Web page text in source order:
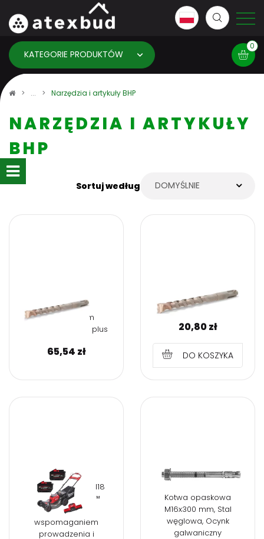
KATEGORIE PRODUKTÓW
0
info: ×
Narzędzia i artykuły BHP
NARZĘDZIA I ARTYKUŁY
BHP
Sortuj według DOMYŚLNIE
10x350x410mm
AGGRESSOR SDS plus
65,54 zł
10X150X210MM
AGGRESSOR SDS PLUS
20,80zł
DO KOSZYKA
Kosiarka
akumulatorowa M18
F2LM53-122 FUEL™
(2X18V) ze
wspomaganiem
prowadzenia i
Kotwa opaskowa
M16x300 mm, Stal
węglowa, Ocynk
galwaniczny